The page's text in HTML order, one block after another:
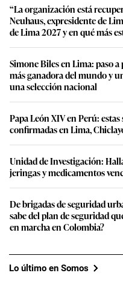
“La organización está
Neuhaus, expresidente de
de Lima 2027 y en qué más
Simone Biles en Lima: paso
más ganadora del mundo y
una selección nacional
Papa León XIV en Perú:
confirmadas en Lima,
Unidad de Investigación:
jeringas y medicamentos
De brigadas de seguridad
sabe del plan de seguridad
en marcha en Colombia?
Lo último en Somos